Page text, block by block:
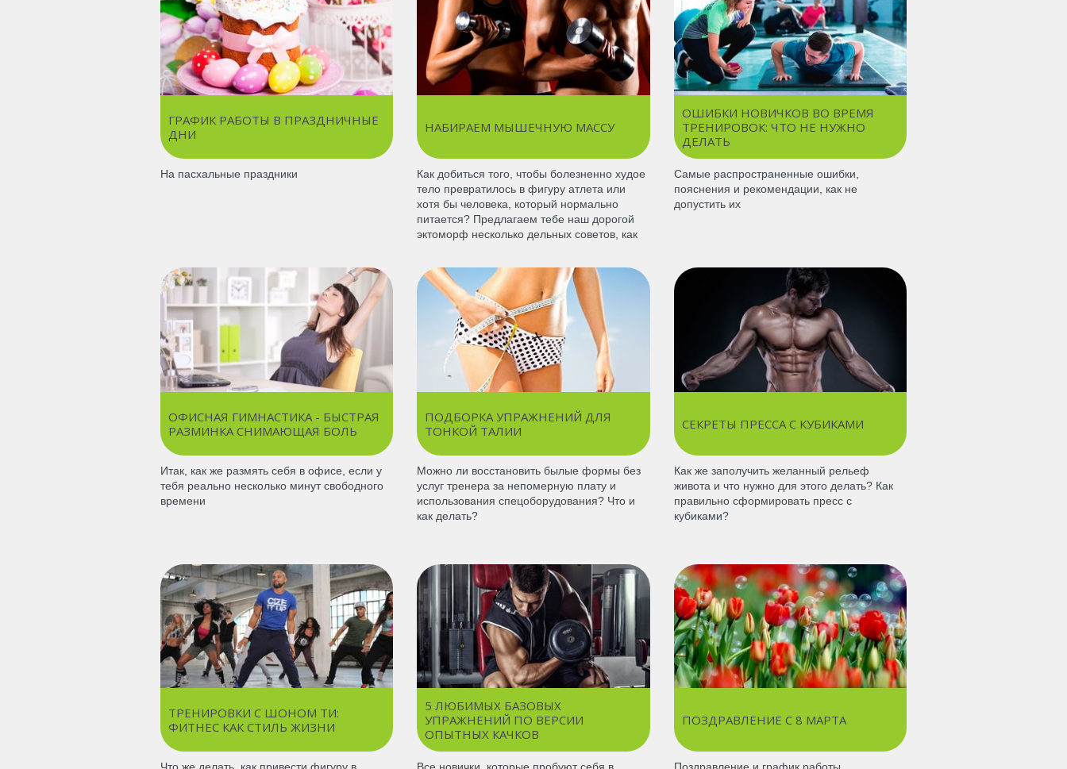
ГРАФИК РАБОТЫ В ПРАЗДНИЧНЫЕ
ДНИ
На пасхальные праздники
НАБИРАЕМ МЫШЕЧНУЮ МАССУ
Как добиться того, чтобы болезненно худое
тело превратилось в фигуру атлета или
хотя бы человека, который нормально
питается? Предлагаем тебе наш дорогой
эктоморф несколько дельных советов, как
ОШИБКИ НОВИЧКОВ ВО ВРЕМЯ
ТРЕНИРОВОК: ЧТО НЕ НУЖНО
ДЕЛАТЬ
Самые распространенные ошибки,
пояснения и рекомендации, как не
допустить их
ОФИСНАЯ ГИМНАСТИКА - БЫСТРАЯ
РАЗМИНКА СНИМАЮЩАЯ БОЛЬ
Итак, как же размять себя в офисе, если у
тебя реально несколько минут свободного
времени
ПОДБОРКА УПРАЖНЕНИЙ ДЛЯ
ТОНКОЙ ТАЛИИ
Можно ли восстановить былые формы без
услуг тренера за непомерную плату и
использования спецоборудования? Что и
как делать?
СЕКРЕТЫ ПРЕССА С КУБИКАМИ
Как же заполучить желанный рельеф
живота и что нужно для этого делать? Как
правильно сформировать пресс с
кубиками?
ТРЕНИРОВКИ С ШОНОМ ТИ:
ФИТНЕС КАК СТИЛЬ ЖИЗНИ
5 ЛЮБИМЫХ БАЗОВЫХ
УПРАЖНЕНИЙ ПО ВЕРСИИ
ОПЫТНЫХ КАЧКОВ
ПОЗДРАВЛЕНИЕ С 8 МАРТА